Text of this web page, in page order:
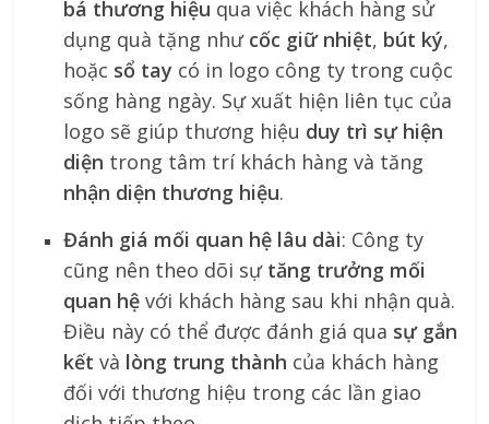
bá thương hiệu qua việc khách hàng sử
dụng quà tặng như cốc giữ nhiệt, bút ký,
hoặc sổ tay có in logo công ty trong cuộc
sống hàng ngày. Sự xuất hiện liên tục của
logo sẽ giúp thương hiệu duy trì sự hiện
diện trong tâm trí khách hàng và tăng
nhận diện thương hiệu.
Đánh giá mối quan hệ lâu dài: Công ty
cũng nên theo dõi sự tăng trưởng mối
quan hệ với khách hàng sau khi nhận quà.
Điều này có thể được đánh giá qua sự gắn
kết và lòng trung thành của khách hàng
đối với thương hiệu trong các lần giao